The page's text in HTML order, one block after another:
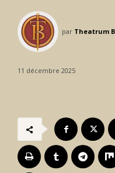
par Theatrum
11 décembre 2025